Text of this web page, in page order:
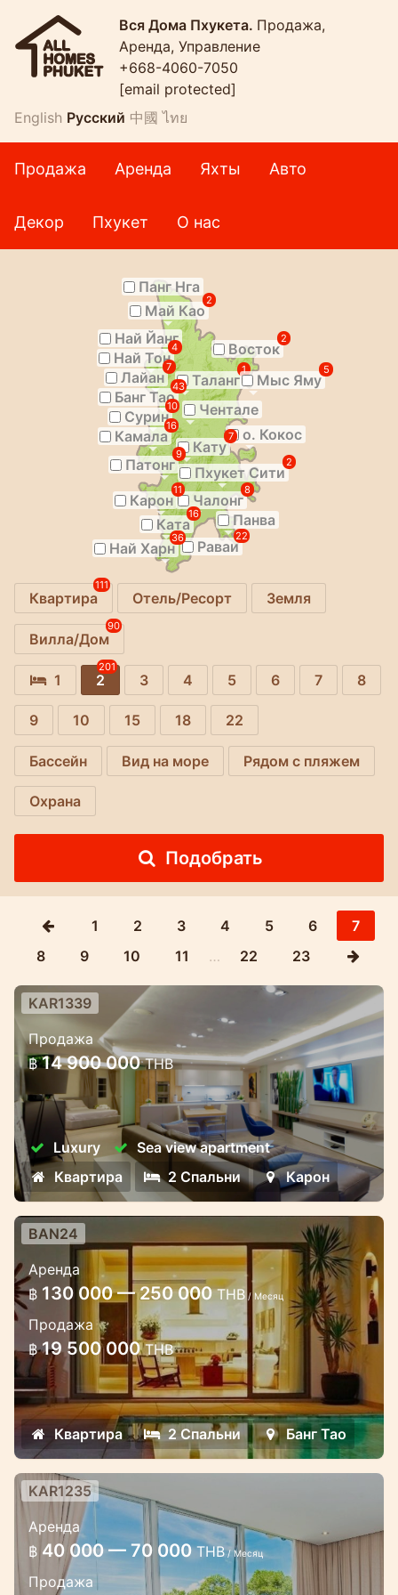
Вся Дома Пхукета. Продажа,
Аренда, Управление
+668-4060-7050
[email protected]
English Русский 中國 ไทย
Продажа Аренда Яхты Авто
Декор Пхукет О нас
Панг Нга
Май Као
2
Най Йанг
Восток
2
Най Тон
4
Лайан
7
Таланг
1
Банг Тао
43 Мыс Яму
5
Чентале
Сурин
10
Камала
16 о. Кокос
Кату
7
Патонг
9
Пхукет Сити
2
Чалонг
8
Карон
11
Панва
Ката
16
Раваи
22
Най Харн
36
Квартира
111
Отель/Ресорт Земля
Вилла/Дом
90
1 2
201
3 4 5 6 7 8
9 10 15 18 22
Бассейн Вид на море Рядом с пляжем
Охрана
Подобрать
1 2 3 4 5 6
7
8
9 10 11 … 22 23
Кондоминиум у пляжа Карон
Потрясающая квартира Карон Бич Кондо
кондоминиум с видом на закат
KAR1339
Продажа
฿ 14 900 000THB
Luxury
Sea view apartment
Квартира
2 Спальни Карон
Люксовые апартаменты в
престижном районе Лагуна
Люксовые апартаменты с частным
бассейном, 2 большие спальни люкс с
ванной комнатой (и дополнительная
комната для няни, если требуется)
BAN24
Аренда
฿ 130 000 — 250 000THB / Месяц
Продажа
฿ 19 500 000THB
Квартира 2 Спальни Банг Тао
2-х спальные апартаменты с
видом на море в комплексе Chic
Апартаменты с отличным видом на море
KAR1235
Аренда
฿ 40 000 — 70 000THB/ Месяц
Продажа